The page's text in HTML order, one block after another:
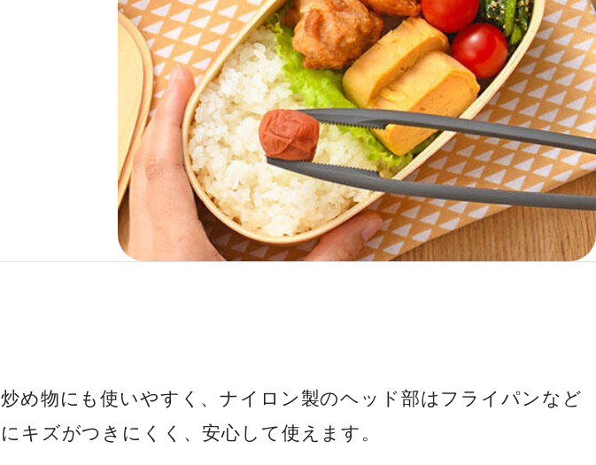
炒め物にも使いやすく、ナイロン製のヘッド部はフライパンなど
にキズがつきにくく、安心して使えます。